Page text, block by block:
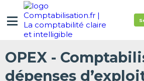
OPEX -
dépenses